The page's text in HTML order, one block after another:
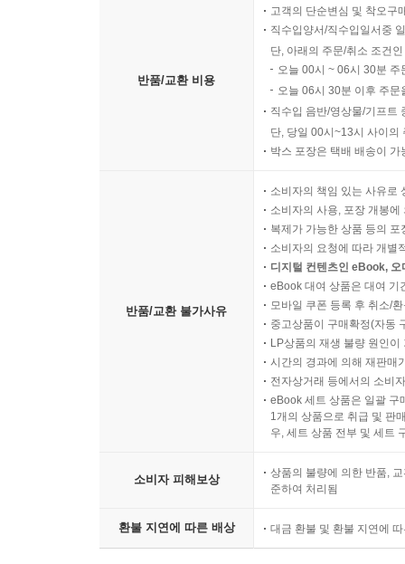
반품/교환 비용
고객의 단순변심 및 착오구
직수입양서/직수입일서중
단, 아래의 주문/취소 조건
오늘 00시 ~ 06시 30분
오늘 06시 30분 이후 주
직수입 음반/영상물/기프트
단, 당일 00시~13시 사이의
박스 포장은 택배 배송이
반품/교환 불가사유
소비자의 책임 있는 사유로
소비자의 사용, 포장 개봉
복제가 가능한 상품 등의
소비자의 요청에 따라 개별
디지털 컨텐츠인 eBook,
eBook 대여 상품은 대여 기
모바일 쿠폰 등록 후 취소/
중고상품이 구매확정(자동
LP상품의 재생 불량 원인
시간의 경과에 의해 재판매
전자상거래 등에서의 소비
eBook 세트 상품은 일괄 구
1개의 상품으로 취급 및 판
우, 세트 상품 전부 및 세트
소비자 피해보상
상품의 불량에 의한 반품,
준하여 처리됨
환불 지연에 따른 배상 대금 환불 및 환불 지연에